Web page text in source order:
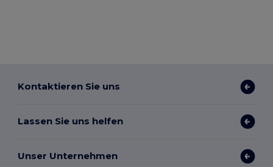
Kontaktieren Sie uns
Lassen Sie uns helfen
Unser Unternehmen